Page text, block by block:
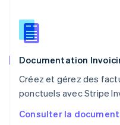
Documentation
Créez et gérez des
ponctuels avec Stripe
Consulter la
English
Roumanie
Royaume-Uni
Singapour
English 简体中文
English